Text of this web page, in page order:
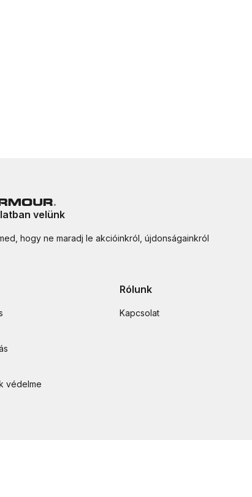
velünk
hogy ne maradj le akcióinkról, újdonságainkról
védelme
Rólunk
Kapcsolat